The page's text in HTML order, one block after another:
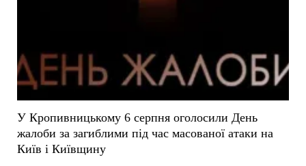
У Кропивницькому 6 серпня оголосили День
жалоби за загиблими під час масованої атаки на
Київ і Київщину